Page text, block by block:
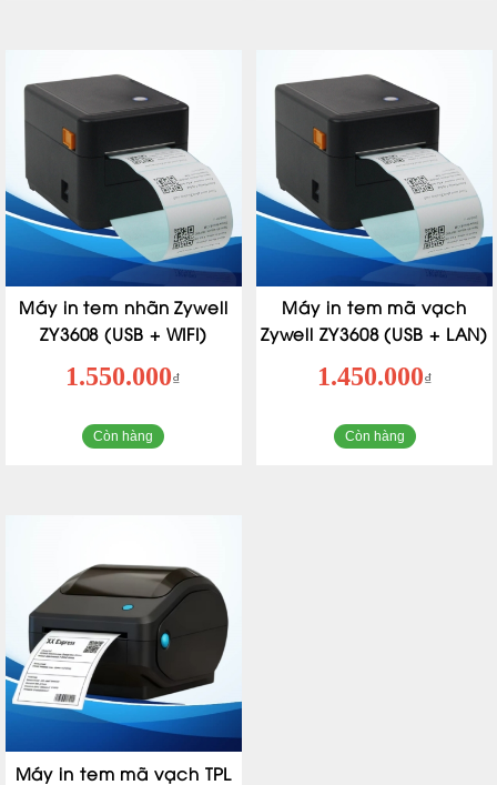
Máy in tem nhãn Zywell
ZY3608 (USB + WIFI)
1.550.000₫
Còn hàng
Máy in tem mã vạch
Zywell ZY3608 (USB + LAN)
1.450.000₫
Còn hàng
Máy in tem mã vạch TPL